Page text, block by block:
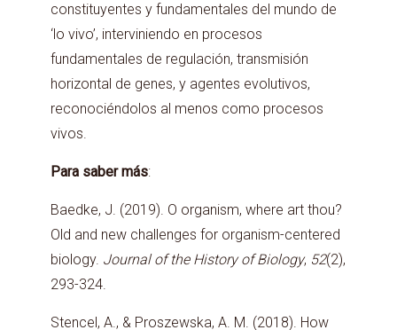
constituyentes y fundamentales del mundo de
‘lo vivo’, interviniendo en procesos
fundamentales de regulación, transmisión
horizontal de genes, y agentes evolutivos,
reconociéndolos al menos como procesos
vivos.
Para saber más:
Baedke, J. (2019). O organism, where art thou?
Old and new challenges for organism-centered
biology. Journal of the History of Biology, 52(2),
293-324.
Stencel, A., & Proszewska, A. M. (2018). How